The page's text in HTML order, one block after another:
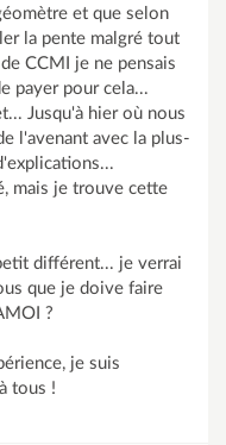
et que selon
la pente malgré tout
CCMI je ne pensais
payer pour cela...
Jusqu'à hier où nous
l'avenant avec la plus-
mais je trouve cette
différent... je verrai
que je doive faire
?
je suis
tous !